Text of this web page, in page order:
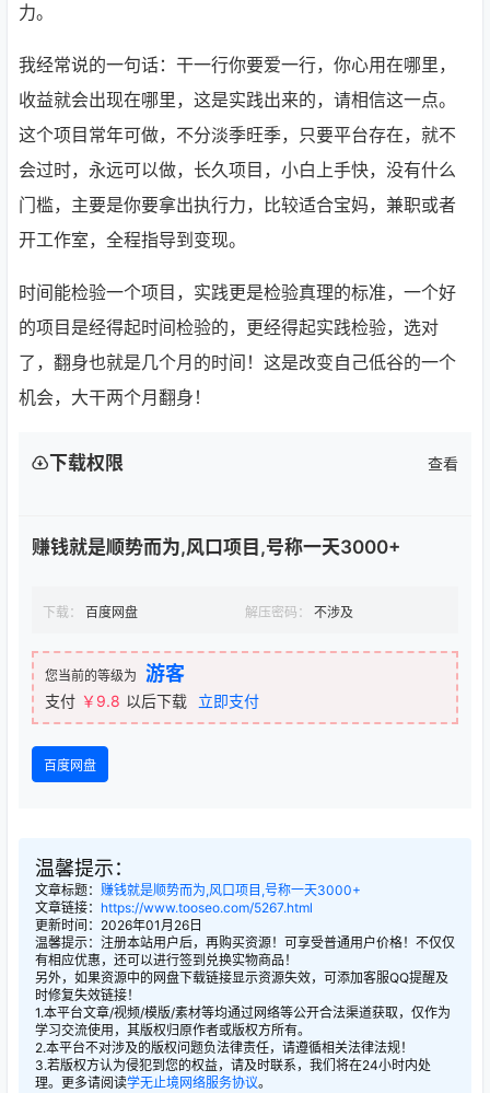
力。
我经常说的一句话：干一行你要爱一行，你心用在哪里，
收益就会出现在哪里，这是实践出来的，请相信这一点。
这个项目常年可做，不分淡季旺季，只要平台存在，就不
会过时，永远可以做，长久项目，小白上手快，没有什么
门槛，主要是你要拿出执行力，比较适合宝妈，兼职或者
开工作室，全程指导到变现。
时间能检验一个项目，实践更是检验真理的标准，一个好
的项目是经得起时间检验的，更经得起实践检验，选对
了，翻身也就是几个月的时间！这是改变自己低谷的一个
机会，大干两个月翻身！
下载权限 查看
赚钱就是顺势而为,风口项目,号称一天3000+
下载： 百度网盘 解压密码： 不涉及
您当前的等级为 游客
支付 ￥9.8 以后下载 立即支付
百度网盘
温馨提示：
文章标题： 赚钱就是顺势而为,风口项目,号称一天3000+
文章链接： https://www.tooseo.com/5267.html
更新时间：2026年01月26日
温馨提示：注册本站用户后，再购买资源！可享受普通用户价格！不仅仅
有相应优惠，还可以进行签到兑换实物商品！
另外，如果资源中的网盘下载链接显示资源失效，可添加客服QQ提醒及
时修复失效链接！
1.本平台文章/视频/模版/素材等均通过网络等公开合法渠道获取，仅作为
学习交流使用，其版权归原作者或版权方所有。
2.本平台不对涉及的版权问题负法律责任，请遵循相关法律法规！
3.若版权方认为侵犯到您的权益，请及时联系，我们将在24小时内处
理。更多请阅读学无止境网络服务协议。